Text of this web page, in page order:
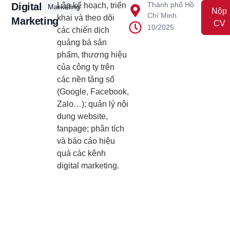
Digital
Marketing
Marketing
Lập kế hoạch, triển
khai và theo dõi
các chiến dịch
quảng bá sản
phẩm, thương hiệu
của công ty trên
các nền tảng số
(Google, Facebook,
Zalo…); quản lý nội
dung website,
fanpage; phân tích
và báo cáo hiệu
quả các kênh
digital marketing.
Thành phố Hồ
Chí Minh
10/2025
Nộp
CV